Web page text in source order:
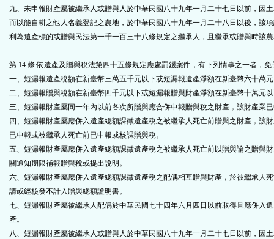
九、未申報財產屬被繼承人或贈與人於中華民國八十九年一月二十七日以前，因
而以能自耕之他人名義登記之農地，於中華民國八十九年一月二十八日以後，該
利為遺產標的或贈與民法第一千一百三十八條規定之繼承人，且繼承或贈與時該
第 14 條 依遺產及贈與稅法第四十五條規定應處罰鍰案件，有下列情事之一者，免
一、短漏報遺產稅額在新臺幣三萬五千元以下或短漏報遺產淨額在新臺幣六十萬
二、短漏報贈與稅額在新臺幣四千元以下或短漏報贈與財產淨額在新臺幣十萬元
三、短漏報財產屬同一年內以前各次所贈與應合併申報贈與稅之財產，該財產業
四、短漏報財產屬應併入遺產總額課徵遺產稅之被繼承人死亡前贈與之財產，該
已申報或被繼承人死亡前已申報或核課贈與稅。
五、短漏報財產屬應併入遺產總額課徵遺產稅之被繼承人死亡前以贈與論之贈與
關通知期限補報贈與稅或提出說明。
六、短漏報財產屬應併入遺產總額課徵遺產稅之配偶相互贈與財產，於被繼承人
請或經核發不計入贈與總額證明書。
七、短漏報財產屬被繼承人配偶於中華民國七十四年六月四日以前取得且應併入
產。
八、短漏報財產屬被繼承人或贈與人於中華民國八十九年一月二十七日以前，因